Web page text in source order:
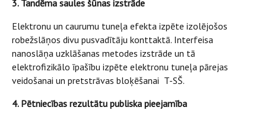
3. Tandēma saules šūnas izstrāde
Elektronu un caurumu tuneļa efekta izpēte izolējošos
robežslāņos divu pusvadītāju konttaktā. Interfeisa
nanoslāņa uzklāšanas metodes izstrāde un tā
elektrofizikālo īpašību izpēte elektronu tuneļa pārejas
veidošanai un pretstrāvas bloķēšanai T-SŠ.
4. Pētniecības rezultātu publiska pieejamība